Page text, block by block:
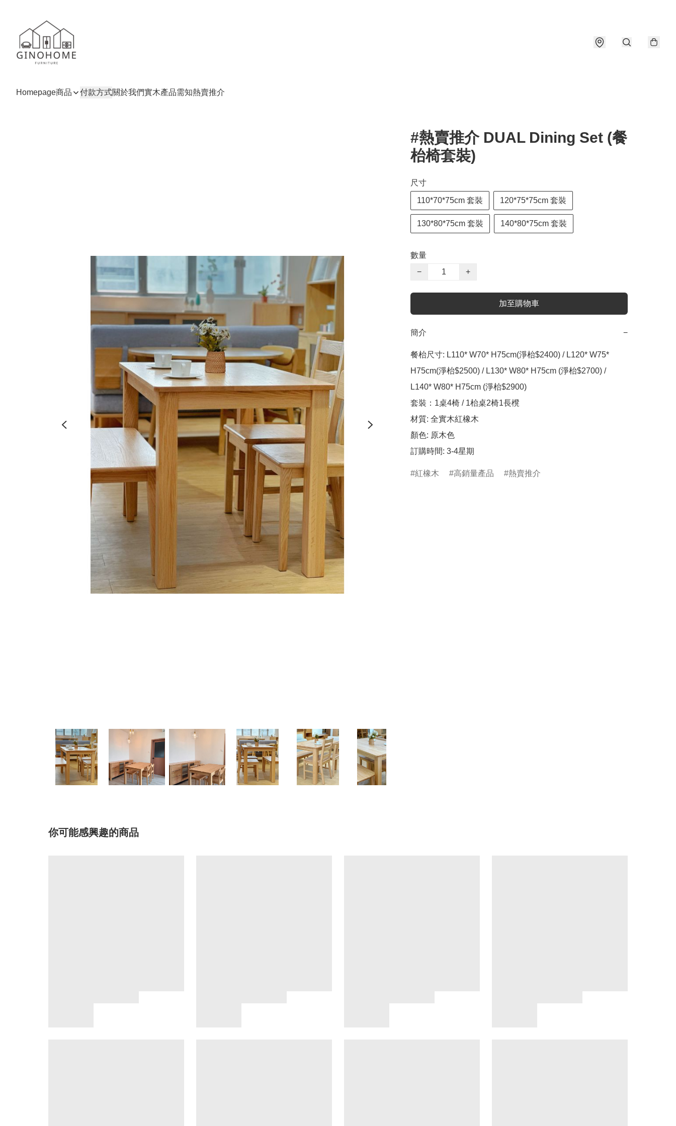
Homepage商品 付款方式關於我們實木產品需知熱賣推介
#熱賣推介 DUAL Dining Set (餐
枱椅套裝)
尺寸
110*70*75cm 套裝 120*75*75cm 套裝
130*80*75cm 套裝 140*80*75cm 套裝
數量
−
+
加至購物車
簡介 −
餐枱尺寸: L110* W70* H75cm(淨枱$2400) / L120* W75*
H75cm(淨枱$2500) / L130* W80* H75cm (淨枱$2700) /
L140* W80* H75cm (淨枱$2900)
套裝：1桌4椅 / 1枱桌2椅1長櫈
材質: 全實木紅橡木
顏色: 原木色
訂購時間: 3-4星期
紅橡木 高銷量產品 熱賣推介
你可能感興趣的商品